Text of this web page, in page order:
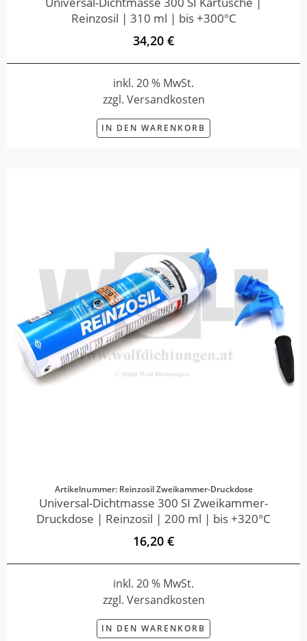
Reinzosil | 310 ml | bis +300°C
34,20 €
inkl. 20 % MwSt.
zzgl. Versandkosten
IN DEN WARENKORB
Artikelnummer: Reinzosil Zweikammer-Druckdose
Universal-Dichtmasse 300 SI Zweikammer-
Druckdose | Reinzosil | 200 ml | bis +320°C
16,20 €
inkl. 20 % MwSt.
zzgl. Versandkosten
IN DEN WARENKORB